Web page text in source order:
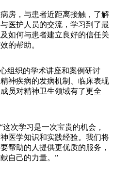
房，与患者近距离接触，了解
医护人员的交流，学习到了最
如何与患者建立良好的信任关
的帮助。
组织的学术讲座和案例研讨
神疾病的发病机制、临床表现
员对精神卫生领域有了更全
次学习是一次宝贵的机会，
医学知识和实践经验。我们将
帮助的人提供更优质的服务，
自己的力量。”